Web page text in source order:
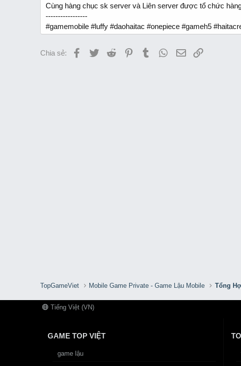
Cùng hàng chục sk server và Liên server được tổ chức
-----------------
#gamemobile #luffy #daohaitac #onepiece #gameh5
Chia sẻ: Facebook
TwitterReddit PinterestTumblr WhatsApp
EmailLink
TopGameViet Mobile Game Private - Game Lậu Mobile Tổng
Tiếng Việt (VN)
GAME TOP VIỆT
game lậu